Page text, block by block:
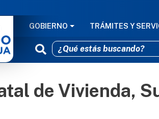
NAVEGACIÓN
GOBIERNO TRÁMITES Y
de Vivienda,